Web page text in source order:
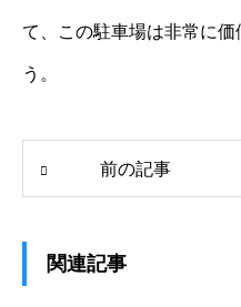
て、この駐車場は非常に
う。
前の記事
関連記事